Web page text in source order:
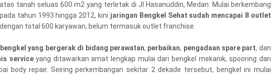
atas tanah seluas 600 m2 yang terletak di Jl Hasanuddin, Medan. Mulai berkembang
pada tahun 1993 hingga 2012, kini jaringan Bengkel Sehat sudah mencapai 8 outlet
dengan total 600 karyawan, belum termasuk outlet franchise.
bengkel yang bergerak di bidang perawatan, perbaikan, pengadaan spare part, dan
serviceyang ditawarkan amat lengkap mulai dari bengkel mekanik, spooring dan
body repair. Seiring perkembangan sekitar 2 dekade tersebut, bengkel ini mulai